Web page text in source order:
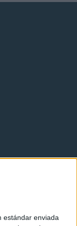
estándar enviada